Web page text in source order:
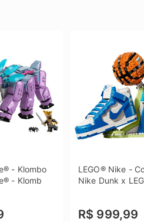
- Klombo
- Klomb
LEGO® Nike -
Nike Dunk x
R$ 999,99